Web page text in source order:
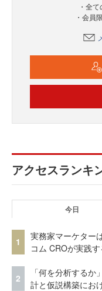
・全
・会員
アクセスランキ
今日
1
実務家マーケター
コム CROが実践
2
「何を分析する
計と仮説構築にお